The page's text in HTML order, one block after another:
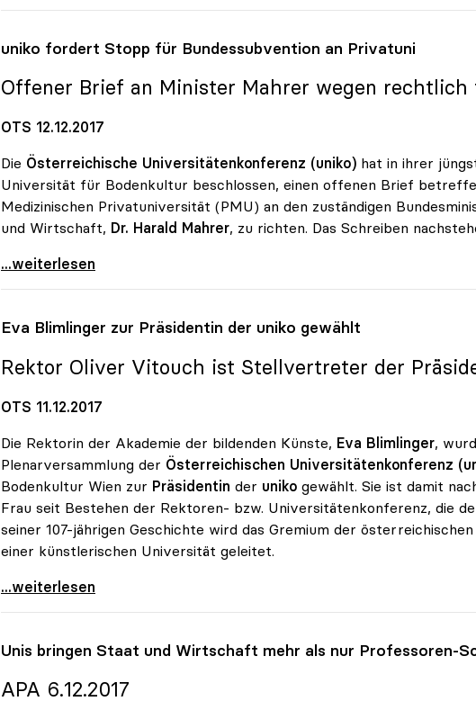
uniko fordert Stopp für Bundessubvention an Privatuni
Offener Brief an Minister Mahrer wegen
OTS 12.12.2017
Die Österreichische Universitätenkonferenz (uniko) hat in ihrer
Universität für Bodenkultur beschlossen, einen offenen Brief
Medizinischen Privatuniversität (PMU) an den zuständigen
und Wirtschaft, Dr. Harald Mahrer, zu richten. Das Schreiben
uniko fordert Stopp für Bundessubvention an
...weiterlesen
Eva Blimlinger zur Präsidentin der uniko gewählt
Rektor Oliver Vitouch ist Stellvertreter der
OTS 11.12.2017
Die Rektorin der Akademie der bildenden Künste, Eva Blimlinger,
Plenarversammlung der Österreichischen Universitätenkonferenz
Bodenkultur Wien zur Präsidentin der uniko gewählt. Sie ist damit
Frau seit Bestehen der Rektoren- bzw. Universitätenkonferenz, die
seiner 107-jährigen Geschichte wird das Gremium der
einer künstlerischen Universität geleitet.
Eva Blimlinger zur Präsidentin der uniko gewählt
...weiterlesen
Unis bringen Staat und Wirtschaft mehr als nur Professoren-
APA 6.12.2017